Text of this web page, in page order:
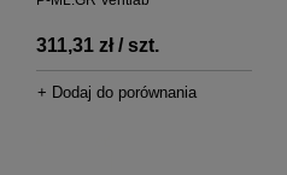
311,31 zł / szt.
+ Dodaj do porównania